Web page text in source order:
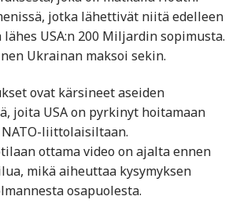
jotka lähettivät niitä edelleen
USA:n 200 Miljardin sopimusta.
Ukrainan maksoi sekin.
ovat kärsineet aseiden
joita USA on pyrkinyt hoitamaan
liittolaisiltaan.
ottama video on ajalta ennen
mikä aiheuttaa kysymyksen
osapuolesta.